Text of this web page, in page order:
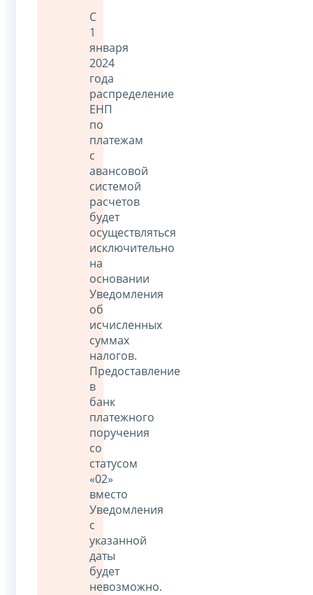
С
1
января
2024
года
распределение
ЕНП
по
платежам
с
авансовой
системой
расчетов
будет
осуществляться
исключительно
на
основании
Уведомления
об
исчисленных
суммах
налогов.
Предоставление
в
банк
платежного
поручения
со
статусом
«02»
вместо
Уведомления
с
указанной
даты
будет
невозможно.